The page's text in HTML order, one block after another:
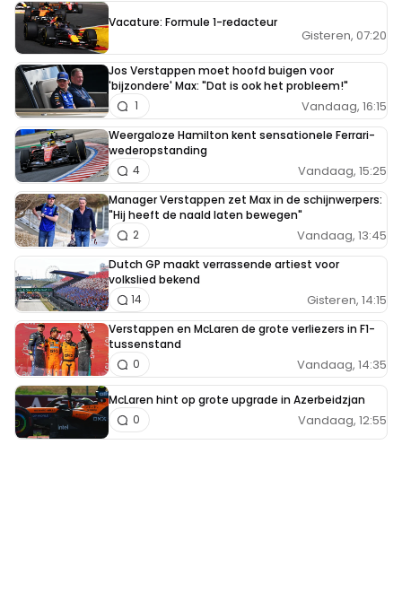
Vacature: Formule 1-redacteur
Gisteren, 07:20
Jos Verstappen moet hoofd buigen voor
'bijzondere' Max: "Dat is ook het probleem!"
Vandaag, 16:15
1
Weergaloze Hamilton kent sensationele Ferrari-
wederopstanding
Vandaag, 15:25
4
Manager Verstappen zet Max in de schijnwerpers:
"Hij heeft de naald laten bewegen"
Vandaag, 13:45
2
Dutch GP maakt verrassende artiest voor
volkslied bekend
Gisteren, 14:15
14
Verstappen en McLaren de grote verliezers in F1-
tussenstand
Vandaag, 14:35
0
McLaren hint op grote upgrade in Azerbeidzjan
Vandaag, 12:55
0